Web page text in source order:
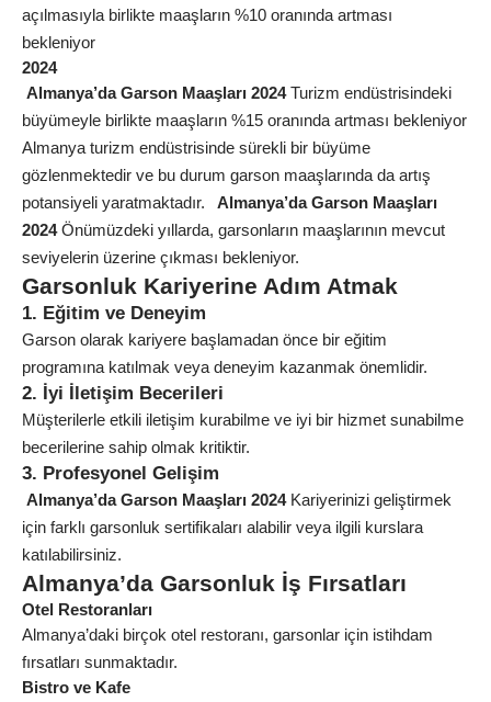
açılmasıyla birlikte maaşların %10 oranında artması
bekleniyor
2024
Almanya’da Garson Maaşları 2024Turizm endüstrisindeki
büyümeyle birlikte maaşların %15 oranında artması bekleniyor
Almanya turizm endüstrisinde sürekli bir büyüme
gözlenmektedir ve bu durum garson maaşlarında da artış
potansiyeli yaratmaktadır.
Almanya’da Garson Maaşları
2024Önümüzdeki yıllarda, garsonların maaşlarının mevcut
seviyelerin üzerine çıkması bekleniyor.
Garsonluk Kariyerine Adım Atmak
1. Eğitim ve Deneyim
Garson olarak kariyere başlamadan önce bir eğitim
programına katılmak veya deneyim kazanmak önemlidir.
2. İyi İletişim Becerileri
Müşterilerle etkili iletişim kurabilme ve iyi bir hizmet sunabilme
becerilerine sahip olmak kritiktir.
3. Profesyonel Gelişim
Almanya’da Garson Maaşları 2024Kariyerinizi geliştirmek
için farklı garsonluk sertifikaları alabilir veya ilgili kurslara
katılabilirsiniz.
Almanya’da Garsonluk İş Fırsatları
Otel Restoranları
Almanya’daki birçok otel restoranı, garsonlar için istihdam
fırsatları sunmaktadır.
Bistro ve Kafe